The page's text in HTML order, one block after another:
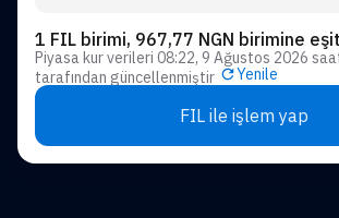
1 FIL birimi, 967,77 NGN birimine
Piyasa kur verileri 08:22, 9 Ağustos 2026
tarafından güncellenmiştir
Yenile
FIL ile işlem yap